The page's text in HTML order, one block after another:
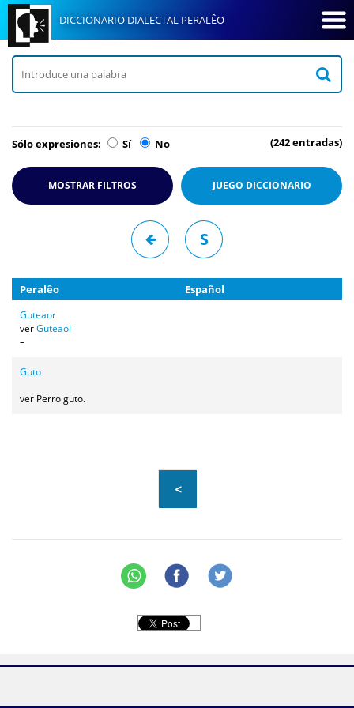
DICCIONARIO DIALECTAL PERALÊO
Sólo expresiones: Sí No (242 entradas)
MOSTRAR FILTROS JUEGO DICCIONARIO
S
Peralêo Español
Guteaor
verGuteaol
–
Guto
ver Perro guto.
<